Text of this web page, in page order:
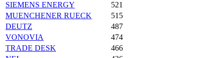
SIEMENS ENERGY
521
MUENCHENER RUECK
515
DEUTZ
487
VONOVIA
474
TRADE DESK
466